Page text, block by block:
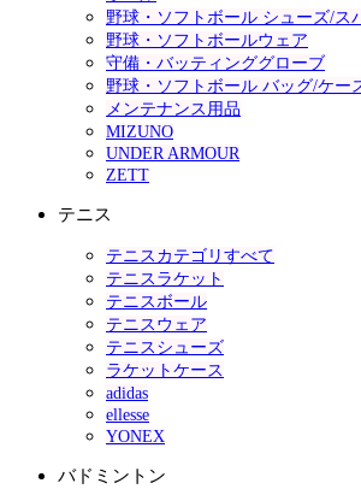
野球・ソフトボール シューズ/ス
野球・ソフトボールウェア
守備・バッティンググローブ
野球・ソフトボール バッグ/ケー
メンテナンス用品
MIZUNO
UNDER ARMOUR
ZETT
テニス
テニスカテゴリすべて
テニスラケット
テニスボール
テニスウェア
テニスシューズ
ラケットケース
adidas
ellesse
YONEX
バドミントン